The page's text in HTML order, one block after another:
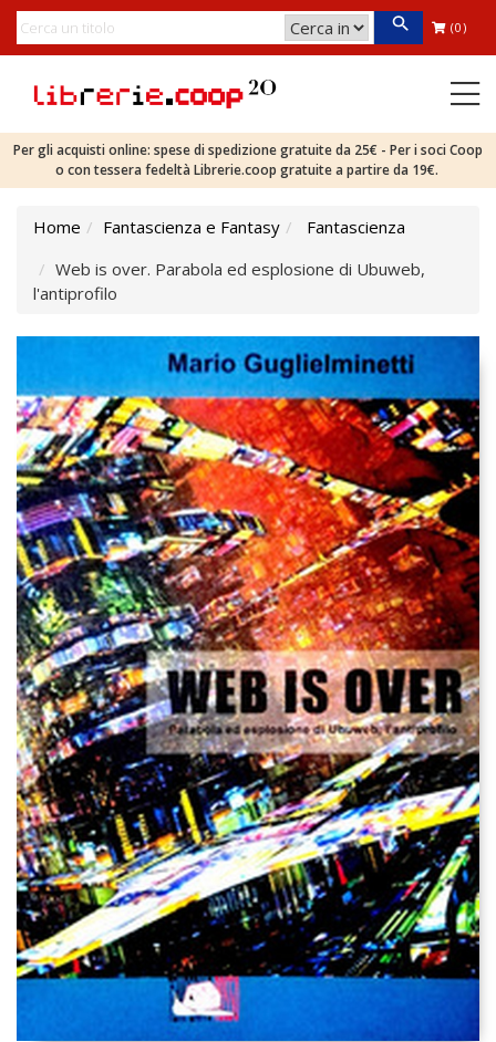
(0)
Per gli acquisti online: spese di spedizione gratuite da 25€ - Per i soci Coop
o con tessera fedeltà Librerie.coop gratuite a partire da 19€.
Home Fantascienza e Fantasy
Fantascienza
Web is over. Parabola ed esplosione di Ubuweb,
l'antiprofilo